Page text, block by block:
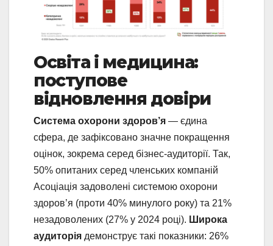
Освіта і медицина:
поступове
відновлення довіри
Система охорони здоров’я — єдина
сфера, де зафіксовано значне покращення
оцінок, зокрема серед бізнес-аудиторії. Так,
50% опитаних серед членських компаній
Асоціація задоволені системою охорони
здоров’я (проти 40% минулого року) та 21%
незадоволених (27% у 2024 році). Широка
аудиторія демонструє такі показники: 26%